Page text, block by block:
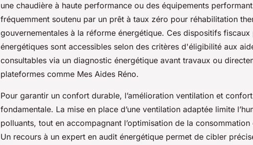
une chaudière à haute performance ou des équipements
fréquemment soutenu par un prêt à taux zéro pour réhabilitation
gouvernementales à la réforme énergétique. Ces dispositifs fiscaux
énergétiques sont accessibles selon des critères d'éligibilité aux
consultables via un diagnostic énergétique avant travaux ou
plateformes comme Mes Aides Réno.
Pour garantir un confort durable, l’amélioration ventilation et
fondamentale. La mise en place d’une ventilation adaptée limite
polluants, tout en accompagnant l’optimisation de la
Un recours à un expert en audit énergétique permet de cibler